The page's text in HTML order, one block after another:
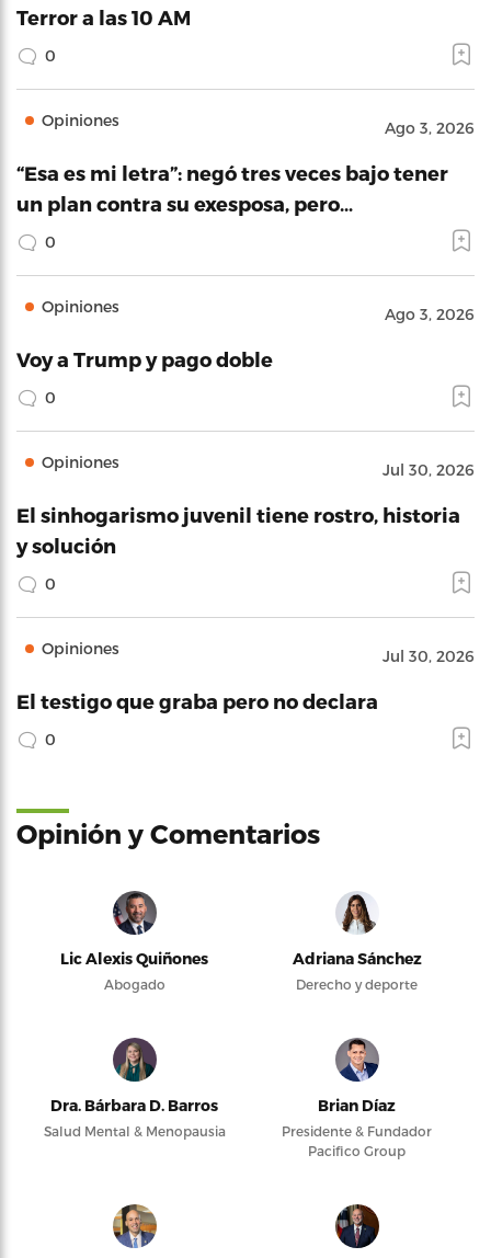
Terror a las 10 AM
0
Opiniones Ago 3, 2026
“Esa es mi letra”: negó tres veces bajo tener
un plan contra su exesposa, pero…
0
Opiniones Ago 3, 2026
Voy a Trump y pago doble
0
Opiniones Jul 30, 2026
El sinhogarismo juvenil tiene rostro, historia
y solución
0
Opiniones Jul 30, 2026
El testigo que graba pero no declara
0
Opinión y Comentarios
Lic Alexis Quiñones
Abogado
Adriana Sánchez
Derecho y deporte
Dra. Bárbara D. Barros
Salud Mental & Menopausia
Brian Díaz
Presidente & Fundador
Pacifico Group